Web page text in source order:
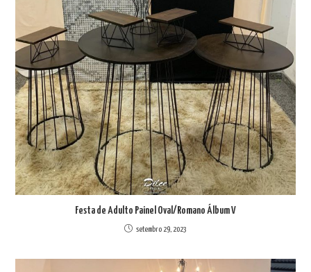
Festa de Adulto Painel Oval/Romano Álbum V
setembro 29, 2023